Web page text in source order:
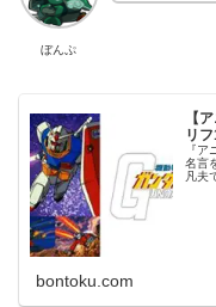
ぼんぷ
【
リ
『
名言
凡夫
bontoku.com